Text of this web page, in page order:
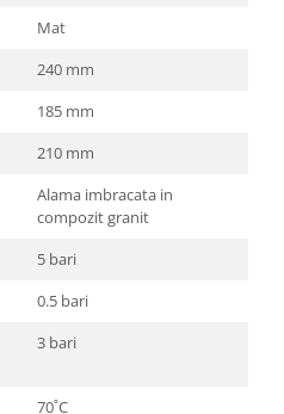
Mat
240 mm
185 mm
210 mm
Alama imbracata in
compozit granit
5 bari
0.5 bari
3 bari
70˚C